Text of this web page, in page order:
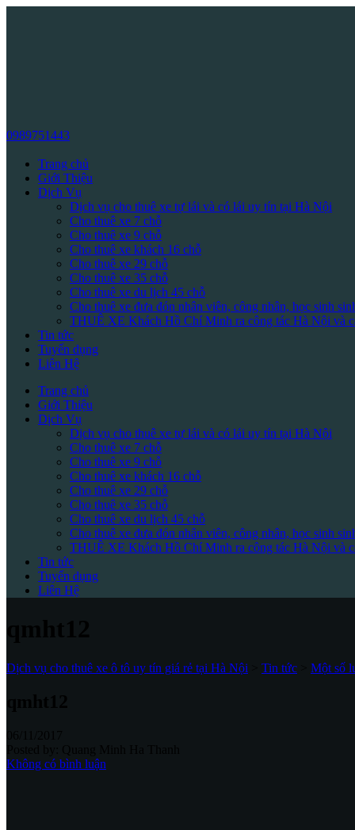
0989751443
Trang chủ
Giới Thiệu
Dịch Vụ
Dịch vụ cho thuê xe tự lái và có lái uy tín tại Hà Nội
Cho thuê xe 7 chỗ
Cho thuê xe 9 chỗ
Cho thuê xe khách 16 chỗ
Cho thuê xe 29 chỗ
Cho thuê xe 35 chỗ
Cho thuê xe du lịch 45 chỗ
Cho thuê xe đưa đón nhân viên, công nhân, học sinh
THUÊ XE Khách Hồ Chí Minh ra công tác Hà Nội và
Tin tức
Tuyển dụng
Liên Hệ
Trang chủ
Giới Thiệu
Dịch Vụ
Dịch vụ cho thuê xe tự lái và có lái uy tín tại Hà Nội
Cho thuê xe 7 chỗ
Cho thuê xe 9 chỗ
Cho thuê xe khách 16 chỗ
Cho thuê xe 29 chỗ
Cho thuê xe 35 chỗ
Cho thuê xe du lịch 45 chỗ
Cho thuê xe đưa đón nhân viên, công nhân, học sinh
THUÊ XE Khách Hồ Chí Minh ra công tác Hà Nội và
Tin tức
Tuyển dụng
Liên Hệ
Dịch vụ cho thuê xe ô tô uy tín giá rẻ tại Hà Nội Tin tức Một số
Không có bình luận